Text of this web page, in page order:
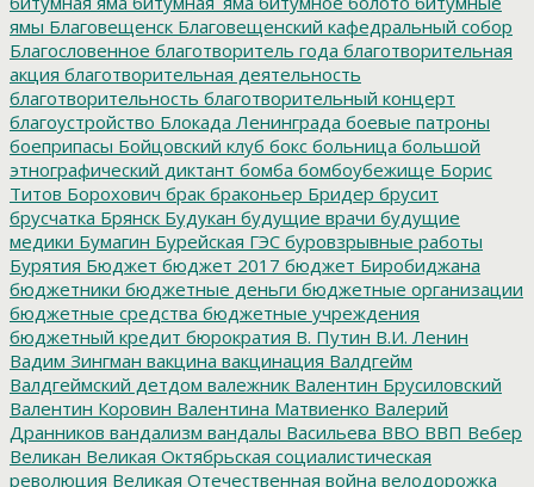
ямы Благовещенск Благовещенский кафедральный собор
Благословенное благотворитель года благотворительная
акция благотворительная деятельность
благотворительность благотворительный концерт
благоустройство Блокада Ленинграда боевые патроны
боеприпасы Бойцовский клуб бокс больница большой
этнографический диктант бомба бомбоубежище Борис
Титов Борохович брак браконьер Бридер брусит
брусчатка Брянск Будукан будущие врачи будущие
медики Бумагин Бурейская ГЭС буровзрывные работы
Бурятия Бюджет бюджет 2017 бюджет Биробиджана
бюджетники бюджетные деньги бюджетные организации
бюджетные средства бюджетные учреждения
бюджетный кредит бюрократия В. Путин В.И. Ленин
Вадим Зингман вакцина вакцинация Валдгейм
Валдгеймский детдом валежник Валентин Брусиловский
Валентин Коровин Валентина Матвиенко Валерий
Дранников вандализм вандалы Васильева ВВО ВВП Вебер
Великан Великая Октябрьская социалистическая
революция Великая Отечественная война велодорожка